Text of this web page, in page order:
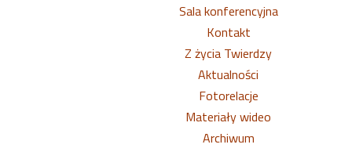
Sala konferencyjna
Kontakt
Z życia Twierdzy
Aktualności
Fotorelacje
Materiały wideo
Archiwum